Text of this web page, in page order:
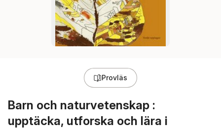
Provläs
Barn och naturvetenskap :
upptäcka, utforska och lära i